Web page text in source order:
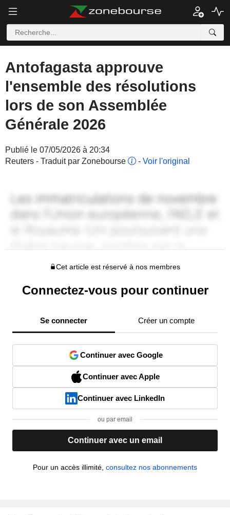
Antofagasta approuve
l'ensemble des résolutions
lors de son Assemblée
Générale 2026
Publié le 07/05/2026 à 20:34
Reuters - Traduit par Zonebourse
- Voir l'original
Cet article est réservé à nos membres
Connectez-vous pour continuer
Se connecter Créer un compte
Continuer avec Google
Continuer avec Apple
Continuer avec LinkedIn
ou par email
Continuer avec un email
Pour un accès illimité, consultez nos abonnements